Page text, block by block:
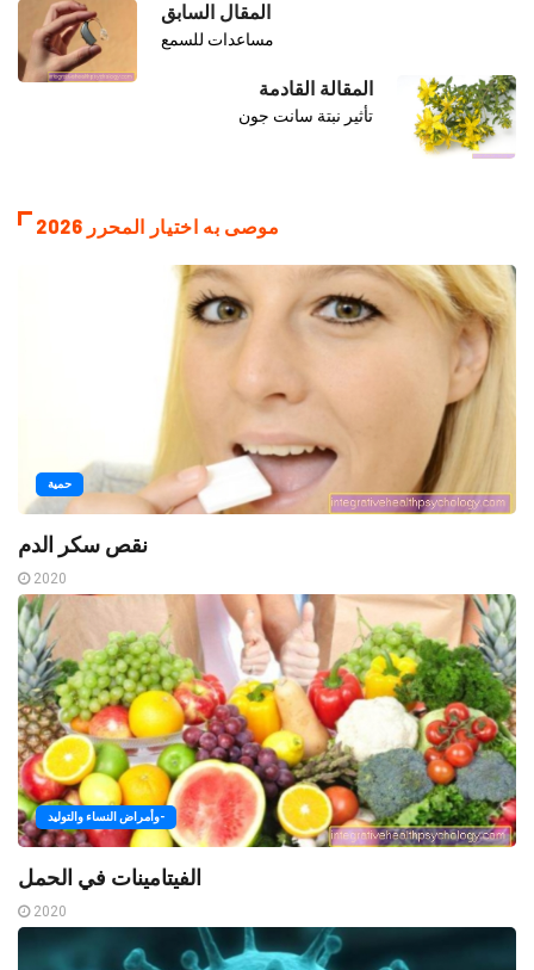
المقال السابق
مساعدات للسمع
المقالة القادمة
تأثير نبتة سانت جون
موصى به اختيار المحرر 2026
حمية
نقص سكر الدم
2020
وأمراض النساء والتوليد-
الفيتامينات في الحمل
2020